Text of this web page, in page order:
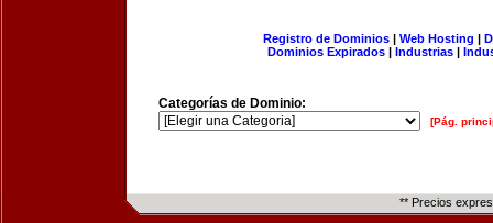
Registro de Dominios| Web Hosting |
Dominios Expirados | Industrias |
Categorías de Dominio:
[Pág.
** Precios